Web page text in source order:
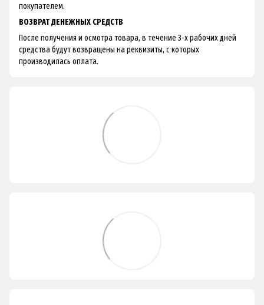
покупателем.
ВОЗВРАТ ДЕНЕЖНЫХ СРЕДСТВ
После получения и осмотра товара, в течение 3-х рабочих дней
средства будут возвращены на реквизиты, с которых
производилась оплата.